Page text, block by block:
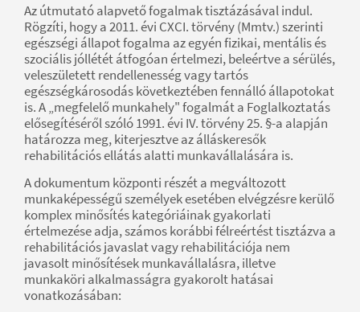
Az útmutató alapvető fogalmak tisztázásával indul.
Rögzíti, hogy a 2011. évi CXCI. törvény (Mmtv.) szerinti
egészségi állapot fogalma az egyén fizikai, mentális és
szociális jóllétét átfogóan értelmezi, beleértve a sérülés,
veleszületett rendellenesség vagy tartós
egészségkárosodás következtében fennálló állapotokat
is. A „megfelelő munkahely" fogalmát a Foglalkoztatás
elősegítéséről szóló 1991. évi IV. törvény 25. §-a alapján
határozza meg, kiterjesztve az álláskeresők
rehabilitációs ellátás alatti munkavállalására is.
A dokumentum központi részét a megváltozott
munkaképességű személyek esetében elvégzésre kerülő
komplex minősítés kategóriáinak gyakorlati
értelmezése adja, számos korábbi félreértést tisztázva a
rehabilitációs javaslat vagy rehabilitációja nem
javasolt minősítések munkavállalásra, illetve
munkaköri alkalmasságra gyakorolt hatásai
vonatkozásában: